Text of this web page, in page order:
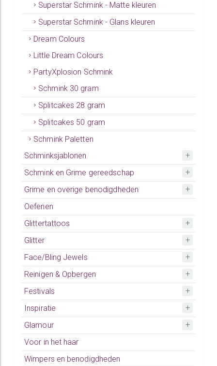
Superstar Schmink - Matte kleuren
Superstar Schmink - Glans kleuren
Dream Colours
Little Dream Colours
PartyXplosion Schmink
Schmink 30 gram
Splitcakes 28 gram
Splitcakes 50 gram
Schmink Paletten
Schminksjablonen
Schmink en Grime gereedschap
Grime en overige benodigdheden
Oefenen
Glittertattoos
Glitter
Face/Bling Jewels
Reinigen & Opbergen
Festivals
Inspiratie
Glamour
Voor in het haar
Wimpers en benodigdheden